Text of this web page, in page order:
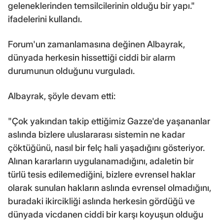
geleneklerinden temsilcilerinin olduğu bir yapı."
ifadelerini kullandı.
Forum'un zamanlamasına değinen Albayrak,
dünyada herkesin hissettiği ciddi bir alarm
durumunun olduğunu vurguladı.
Albayrak, şöyle devam etti:
"Çok yakından takip ettiğimiz Gazze'de yaşananlar
aslında bizlere uluslararası sistemin ne kadar
çöktüğünü, nasıl bir felç hali yaşadığını gösteriyor.
Alınan kararların uygulanamadığını, adaletin bir
türlü tesis edilemediğini, bizlere evrensel haklar
olarak sunulan hakların aslında evrensel olmadığını,
buradaki ikircikliği aslında herkesin gördüğü ve
dünyada vicdanen ciddi bir karşı koyuşun olduğu